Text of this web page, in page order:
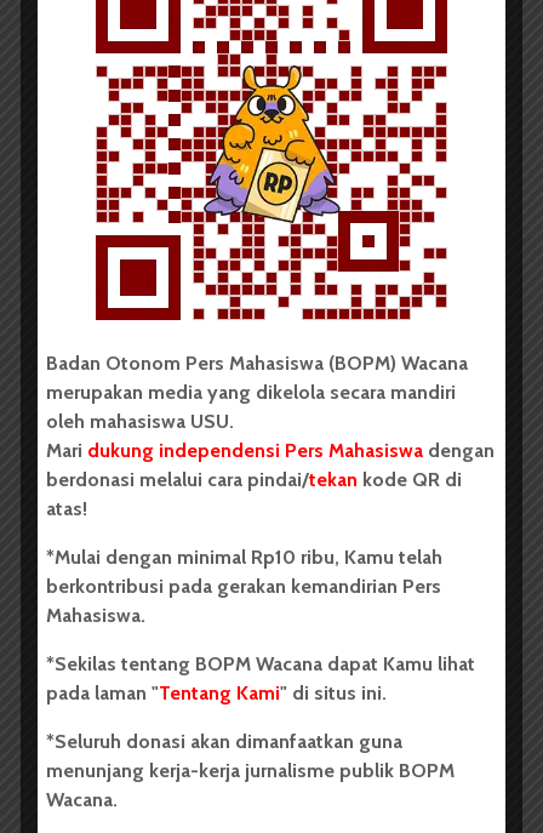
Redaksi 7 Desember 2014
170 dilihat
2 menit waktu baca
Oleh:Maya Anggraini S
Al Ghazali dari Yayasan Ar-Risalah menyampaikan materi
dalam Pesta Akbar Mentoring dalam rangkaian Tabligh Akbar,
Sabtu (6/12) di Pendopo USU. | Yulien Lovenny Ester G
BOPM WACANA |Pesta Mentoring Akbar yang
diselenggarakan oleh Lembaga UKMI AD-Dakwah tak
mencapai target peserta. Pasalnya target ini hanya
325 orang yang awalnya 1000 orang peserta
mentoring. Hal ini disampaikan Gita Perdana, ketua
panitia Pesta Mentoring Kabar, Sabtu (6/12).
Gita mengatakan hal ini dikarenakan pihaknya kurang
publikasi ke seluruh fakultas di USU. “H-14 kami baru
gerak,” ujarnya. Publikasi seperti spanduk yang
mahasiswa USU. “Spanduknya hanya dibeberapa
tempat saja dan bantuan media sosial,” tambahnya.
Gita menambahkan walaupun peserta yang sedikit
namun pihaknya berharap acara ini dapat
mendekatkan mahasiswa ke agama Islam.
Badan Otonom Pers Mahasiswa (BOPM) Wacana
merupakan media yang dikelola secara mandiri
oleh mahasiswa USU.
Mari dukung independensi Pers Mahasiswa dengan
berdonasi melalui cara pindai/tekan kode QR di
atas!
*Mulai dengan minimal Rp10 ribu, Kamu telah
berkontribusi pada gerakan kemandirian Pers
Mahasiswa.
*Sekilas tentang BOPM Wacana dapat Kamu lihat
pada laman "Tentang Kami" di situs ini.
*Seluruh donasi akan dimanfaatkan guna
menunjang kerja-kerja jurnalisme publik BOPM
Wacana.